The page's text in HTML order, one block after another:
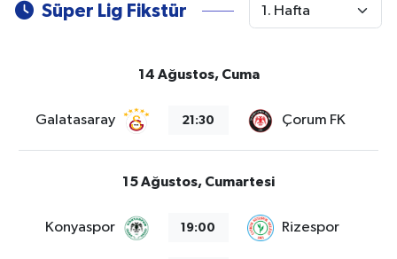
Süper Lig Fikstür
14 Ağustos, Cuma
Galatasaray 21:30 Çorum FK
15 Ağustos, Cumartesi
Konyaspor 19:00 Rizespor